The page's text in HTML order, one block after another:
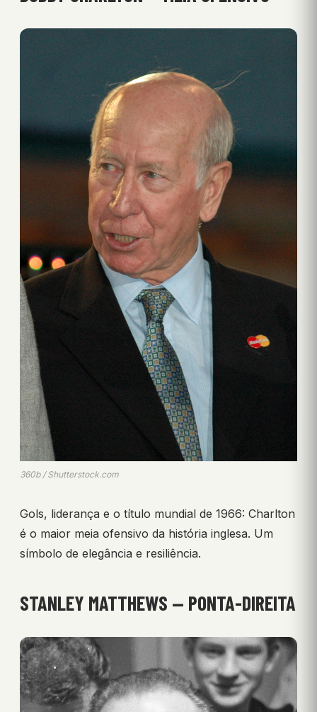
360b / Shutterstock.com
Gols, liderança e o título mundial de 1966: Charlton
é o maior meia ofensivo da história inglesa. Um
símbolo de elegância e resiliência.
STANLEY MATTHEWS — PONTA-DIREITA